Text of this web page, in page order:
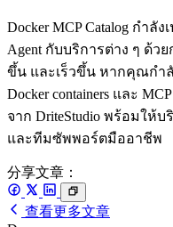
Docker MCP Catalog กำ
Agent กับบริการต่าง ๆ ด้ว
ขึ้น และเร็วขึ้น หากคุณกำ
Docker containers และ MCP
จาก DriteStudio พร้อมให้
และทีมซัพพอร์ตมืออาชีพ
分享文章：
查看更多文章